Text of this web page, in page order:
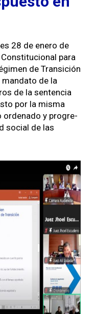
28 de enero de
para
de Tran­si­ción
de la
de la sen­ten­cia
por la mis­ma
orde­na­do y pro­gre­
social de las